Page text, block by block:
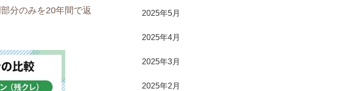
部分のみを20年間で返
2025年5月
2025年4月
2025年3月
2025年2月